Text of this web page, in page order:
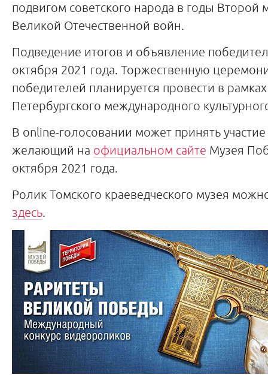
подвигом советского народа в годы Второй
Великой Отечественной войн.
Подведение итогов и объявление
октября 2021 года. Торжественную
победителей планируется провести в
Петербургского международного
В оnline-голосовании может принять
желающий на официальном сайте Музея
октября 2021 года.
Ролик Томского краеведческого музея
здесь.